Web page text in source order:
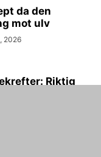
da den
mot ulv
2026
Riktig